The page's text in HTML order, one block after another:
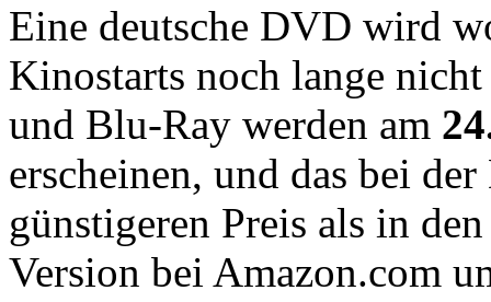
Eine deutsche DVD wird
Kinostarts noch lange
und Blu-Ray werden am
erscheinen, und das bei
günstigeren Preis als in
Version bei Amazon.com